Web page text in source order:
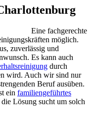
Eine fachgerechte
möglich.
zuverlässig und
Es kann auch
durch
wird. Auch wir sind nur
Beruf ausüben.
ein familiengeführtes
Lösung sucht um solch